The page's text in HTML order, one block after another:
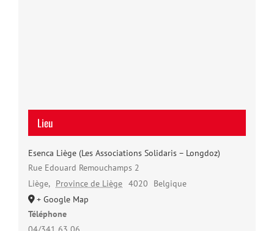
Lieu
Esenca Liège (Les Associations Solidaris – Longdoz)
Rue Edouard Remouchamps 2
Liège, Province de Liège 4020
Belgique
+ Google Map
Téléphone